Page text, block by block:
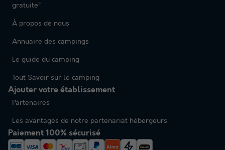
gratuite”
À propos de nous
Annuaire des campings
Le guide du camping
Tout Savoir sur le camping
Ajouter votre établissement
Partenaires
Les avantages de notre partenariat hébergeurs
Paiement 100% sécurisé